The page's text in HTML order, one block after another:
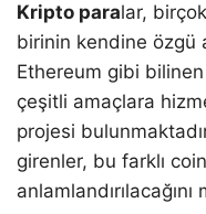
Kripto paralar,
birinin kendine özgü
Ethereum gibi bilinen
çeşitli amaçlara
projesi
girenler, bu farklı